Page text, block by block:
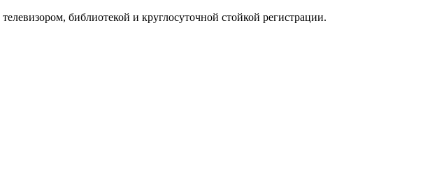
библиотекой и круглосуточной стойкой регистрации.